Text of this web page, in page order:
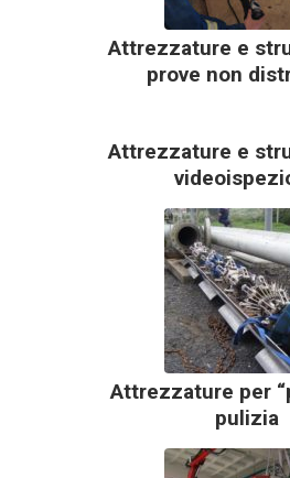
Attrezzature e
prove non
Attrezzature e
Attrezzature per
pulizia